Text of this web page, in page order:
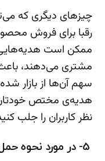
چیزهای دیگری که
رقبا برای فروش
ممکن است
مشتری می‌دهند،
سهم آن‌ها از بازار
هدیه‌ی مختص خودتان
نظر کاربران را جلب